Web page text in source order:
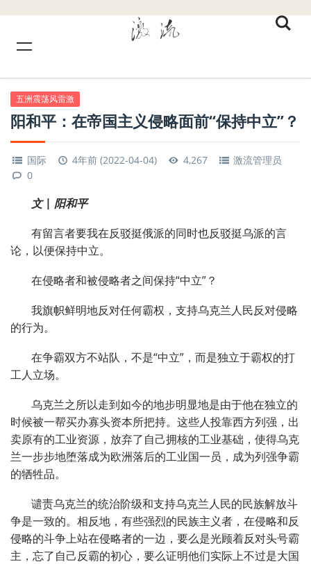
五洲震荡风雷激
阳和平：在帝国主义侵略面前“保持中立”？
国际 4年前 (2022-04-04) 4,267
激流管理员
0
文 | 阳和平
有留言者要我在反驳挺俄派的同时也反驳挺乌派的言
论，以便保持中立。
在侵略者和被侵略者之间保持“中立”？
我旗帜鲜明地反对任何霸权，支持乌克兰人民反对侵略
的行为。
在争霸双方不站队，不是“中立”，而是独立于霸权的打
工人立场。
乌克兰之所以走到如今的地步明显地是由于他在独立的
时候被一帮买办寡头资本所把持。这些人投靠西方列强，出
卖原有的工业资源，放弃了自己拥核的工业基础，使得乌克
兰一步步地堕落成为欧洲落后的工业国一员，成为列强争霸
的牺牲品。
谴责乌克兰的统治阶级和支持乌克兰人民的民族解放斗
争是一致的。相反地，有些强烈的民族主义者，在侵略和反
侵略的斗争上站在侵略者的一边，要么是光顾着反对头号霸
主，忘了自己反霸的初心，要么证明他们实际上不过是大国